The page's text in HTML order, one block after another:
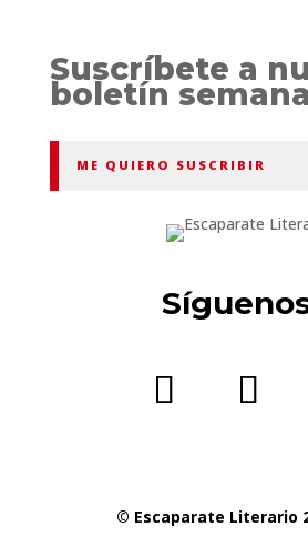
Suscríbete a
boletín semanal
ME QUIERO SUSCRIBIR
© Escaparate Literario